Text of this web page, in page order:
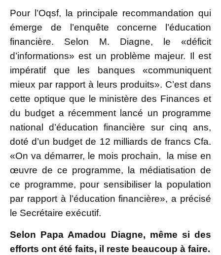
Pour l’Oqsf, la principale recommandation qui
émerge de l’enquête concerne l’éducation
financière. Selon M. Diagne, le «déficit
d’informations» est un problème majeur. Il est
impératif que les banques «communiquent
mieux par rapport à leurs produits». C’est dans
cette optique que le ministère des Finances et
du budget a récemment lancé un programme
national d’éducation financière sur cinq ans,
doté d’un budget de 12 milliards de francs Cfa.
«On va démarrer, le mois prochain, la mise en
œuvre de ce programme, la médiatisation de
ce programme, pour sensibiliser la population
par rapport à l’éducation financière», a précisé
le Secrétaire exécutif.
Selon Papa Amadou Diagne, même si des
efforts ont été faits, il reste beaucoup à faire.